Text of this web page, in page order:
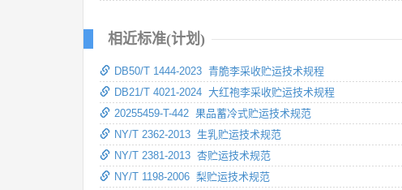
相近标准(计划)
DB50/T 1444-2023 青脆李采收贮运技术规程
DB21/T 4021-2024 大红袍李采收贮运技术规程
20255459-T-442 果品蓄冷式贮运技术规范
NY/T 2362-2013 生乳贮运技术规范
NY/T 2381-2013 杏贮运技术规范
NY/T 1198-2006 梨贮运技术规范